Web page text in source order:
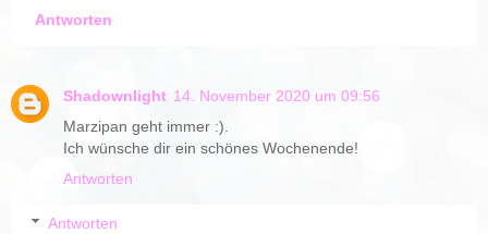
Antworten
Shadownlight 14. November 2020 um 09:56
Marzipan geht immer :).
Ich wünsche dir ein schönes Wochenende!
Antworten
Antworten